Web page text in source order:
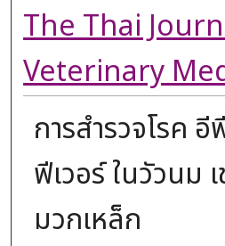
The Thai
Veterinary
การสำรวจโรค อี
ฟีเวอร์ ในวัวนม
มวกเหล็ก